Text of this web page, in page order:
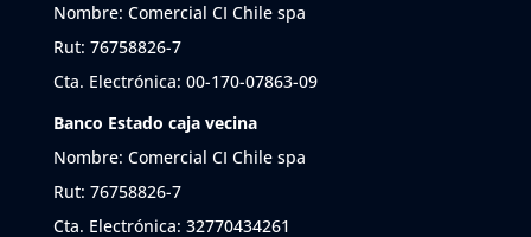
Nombre: Comercial CI Chile spa
Rut: 76758826-7
Cta. Electrónica: 00-170-07863-09
Banco Estado caja vecina
Nombre: Comercial CI Chile spa
Rut: 76758826-7
Cta. Electrónica: 32770434261